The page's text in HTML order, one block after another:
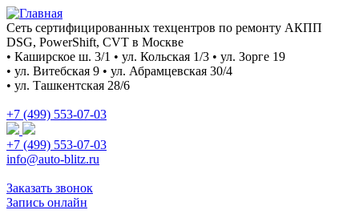
Сеть сертифицированных техцентров по ремонту АКПП
DSG, PowerShift, CVT в Москве
• Каширское ш. 3/1 • ул. Кольская 1/3 • ул. Зорге 19
• ул. Витебская 9 • ул. Абрамцевская 30/4
• ул. Ташкентская 28/6
+7 (499) 553-07-03
+7 (499) 553-07-03
info@auto-blitz.ru
Заказать звонок
Запись онлайн